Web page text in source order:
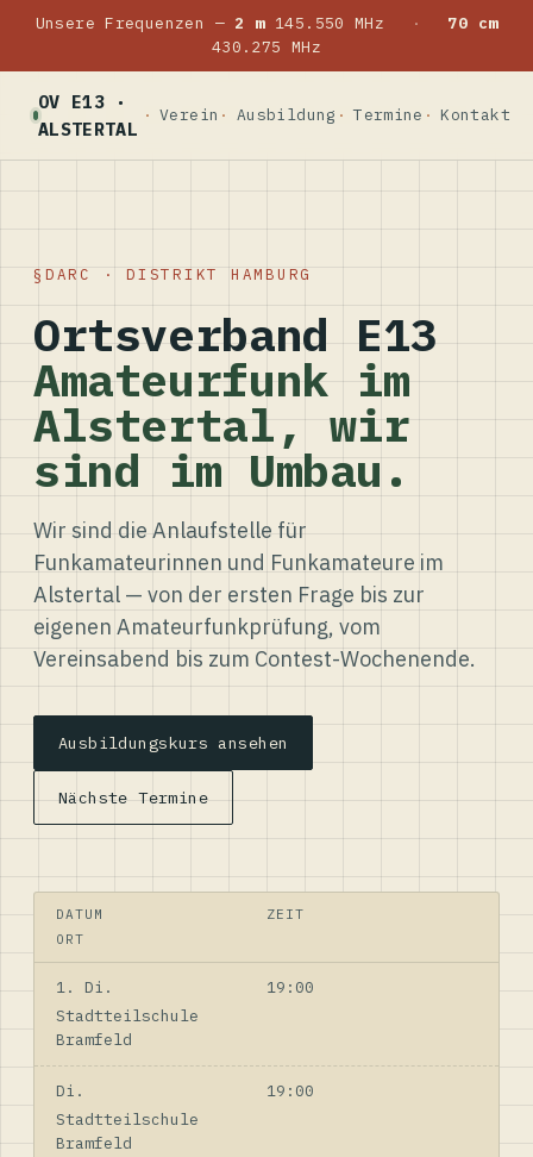
Unsere Frequenzen — 2 m145.550 MHz ·
70 cm
430.275 MHz
OV E13 ·
ALSTERTAL
Verein Ausbildung Termine Kontakt
DARC · DISTRIKT HAMBURG
Ortsverband E13
Amateurfunk im
Alstertal, wir
sind im Umbau.
Wir sind die Anlaufstelle für
Funkamateurinnen und Funkamateure im
Alstertal — von der ersten Frage bis zur
eigenen Amateurfunkprüfung, vom
Vereinsabend bis zum Contest-Wochenende.
Ausbildungskurs ansehen
Nächste Termine
DATUM
ZEIT
ORT
1. Di.
19:00
Stadtteilschule
Bramfeld
Di.
19:00
Stadtteilschule
Bramfeld